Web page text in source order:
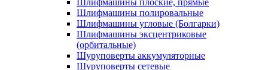
Шлифмашины плоские, прямые
Шлифмашины полировальные
Шлифмашины угловые (Болгарки)
Шлифмашины эксцентриковые
(орбитальные)
Шуруповерты аккумуляторные
Шуруповерты сетевые